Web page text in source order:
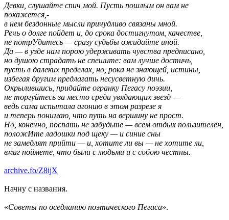
Девки, слушайте спич мой. Пусть пошлым он вам не
покажется,-
в нем бездонные мысли причудливо связаны мной.
Речь о долге пойдет и, до срока достигнутом, качестве,
не потрУдитесь — сразу судьбы ожидайте иной.
Да — в узде нам порою удерживать чувства предписано,
но душою страдать не спешите: вам лучше достичь,
пусть в далеких пределах, но, рока не знающей, истины,
избегая другим предлагать несусветную дичь.
Окрылившись, придайте огранку Пегасу поэзии,
не торгуйтесь за место среди увядающих звезд —
ведь сама испытала агонию в этом разрезе я
и теперь понимаю, что путь на вершину не прост.
Но, конечно, поспать не забудьте — всем отдых пользителен,
положИте ладошки под щеку — и синие сны
не замедлят прийти — и, хотите ли вы — не хотите ли,
вмиг поймете, что были с людьми и с собою честны.
archive.fo/Z8ijX
Начну с названия.
«Советы по оседланию поэтического Пегаса».